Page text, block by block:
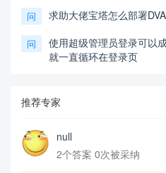
问 求助大佬宝塔怎么部署DVA
问
使用超级管理员登录可以
就一直循环在登录页
推荐专家
null
2个答案 0次被采纳